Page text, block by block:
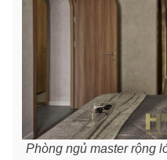
Phòng ngủ master rộng